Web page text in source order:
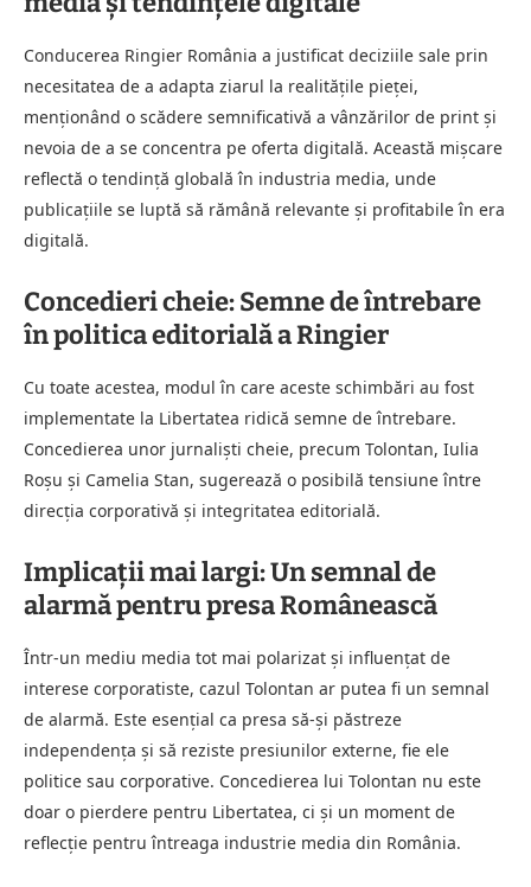
Conducerea Ringier România a justificat deciziile sale prin
necesitatea de a adapta ziarul la realitățile pieței,
menționând o scădere semnificativă a vânzărilor de print și
nevoia de a se concentra pe oferta digitală. Această mișcare
reflectă o tendință globală în industria media, unde
publicațiile se luptă să rămână relevante și profitabile în era
digitală.
Concedieri cheie: Semne de întrebare
în politica editorială a Ringier
Cu toate acestea, modul în care aceste schimbări au fost
implementate la Libertatea ridică semne de întrebare.
Concedierea unor jurnaliști cheie, precum Tolontan, Iulia
Roșu și Camelia Stan, sugerează o posibilă tensiune între
direcția corporativă și integritatea editorială.
Implicații mai largi: Un semnal de
alarmă pentru presa Românească
Într-un mediu media tot mai polarizat și influențat de
interese corporatiste, cazul Tolontan ar putea fi un semnal
de alarmă. Este esențial ca presa să-și păstreze
independența și să reziste presiunilor externe, fie ele
politice sau corporative. Concedierea lui Tolontan nu este
doar o pierdere pentru Libertatea, ci și un moment de
reflecție pentru întreaga industrie media din România.